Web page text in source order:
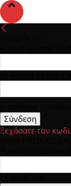
Ξεχάσατε τον